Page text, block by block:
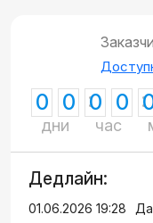
0 0
дни
0 0
час
Дедлайн:
01.06.2026 19:28